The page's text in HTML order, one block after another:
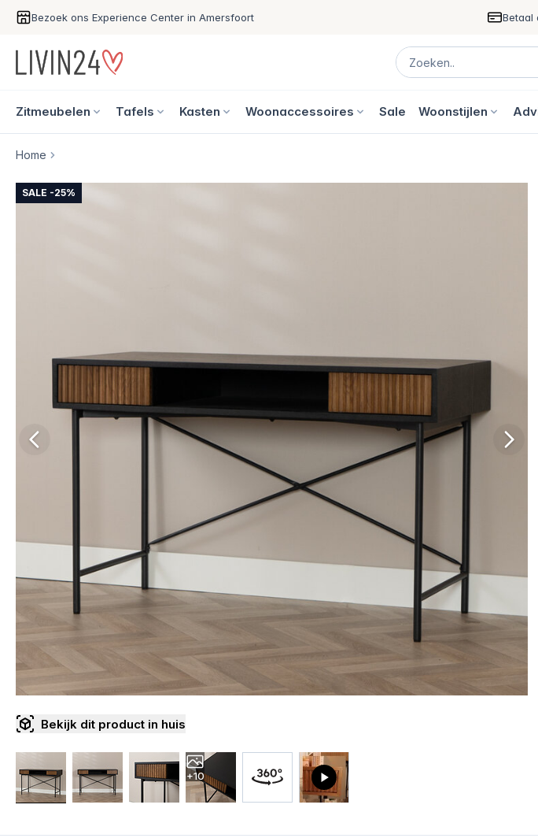
Bezoek ons Experience Center in Amersfoort Betaal
Zitmeubelen Tafels Kasten Woonaccessoires Sale Woonstijlen
Home
SALE -25%
Bekijk dit product in huis
+10